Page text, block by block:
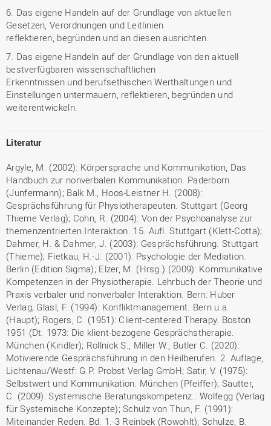
6. Das eigene Handeln auf der Grundlage von aktuellen
Gesetzen, Verordnungen und Leitlinien
reflektieren, begründen und an diesen ausrichten.
7. Das eigene Handeln auf der Grundlage von den aktuell
bestverfügbaren wissenschaftlichen
Erkenntnissen und berufsethischen Werthaltungen und
Einstellungen untermauern, reflektieren, begründen und
weiterentwickeln.
Literatur
Argyle, M. (2002): Körpersprache und Kommunikation, Das
Handbuch zur nonverbalen Kommunikation. Paderborn
(Junfermann); Balk M., Hoos-Leistner H. (2008):
Gesprächsführung für Physiotherapeuten. Stuttgart (Georg
Thieme Verlag); Cohn, R. (2004): Von der Psychoanalyse zur
themenzentrierten Interaktion. 15. Aufl. Stuttgart (Klett-Cotta);
Dahmer, H. & Dahmer, J. (2003): Gesprächsführung. Stuttgart
(Thieme); Fietkau, H.-J. (2001): Psychologie der Mediation.
Berlin (Edition Sigma); Elzer, M. (Hrsg.) (2009): Kommunikative
Kompetenzen in der Physiotherapie. Lehrbuch der Theorie und
Praxis verbaler und nonverbaler Interaktion. Bern: Huber
Verlag; Glasl, F. (1994): Konfliktmanagement. Bern u.a.
(Haupt); Rogers, C. (1951): Client-centered Therapy. Boston
1951 (Dt. 1973: Die klient-bezogene Gesprächstherapie.
München (Kindler); Rollnick S., Miller W., Butler C. (2020):
Motivierende Gesprächsführung in den Heilberufen. 2. Auflage,
Lichtenau/Westf: G.P. Probst Verlag GmbH; Satir, V. (1975):
Selbstwert und Kommunikation. München (Pfeiffer); Sautter,
C. (2009): Systemische Beratungskompetenz.. Wolfegg (Verlag
für Systemische Konzepte); Schulz von Thun, F. (1991):
Miteinander Reden. Bd. 1.-3 Reinbek (Rowohlt); Schulze, B.